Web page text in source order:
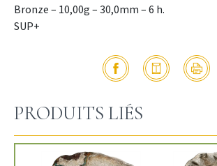
Bronze – 10,00g – 30,0mm – 6 h.
SUP+
PRODUITS LIÉS